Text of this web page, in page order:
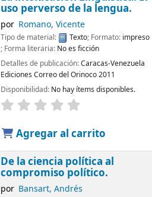
uso perverso de la lengua.
por Romano, Vicente
Tipo de material: Texto; Formato: impreso
; Forma literaria: No es ficción
Detalles de publicación:Caracas-Venezuela
Ediciones Correo del Orinoco2011
Disponibilidad: No hay ítems disponibles.
Agregar al carrito
De la ciencia política al
compromiso político.
por Bansart, Andrés